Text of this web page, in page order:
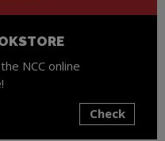
NCC online
Check